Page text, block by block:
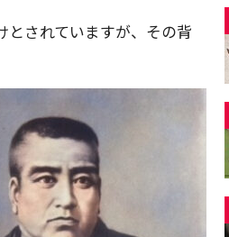
とされていますが、その背